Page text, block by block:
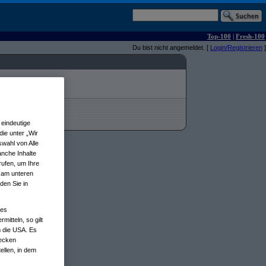
Top-100 | Fresh-100
Du bist nicht angemeldet. [ Login/Registrieren ]
unter „Wir
von Alle
Inhalte
um Ihre
unteren
Sie in
so gilt
die USA. Es
in dem